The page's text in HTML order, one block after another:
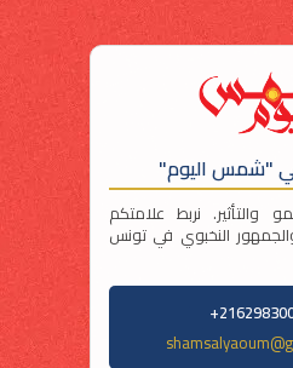
"شمس اليوم"
والتأثير. نربط علامتكم
والجمهور النخبوي في تونس